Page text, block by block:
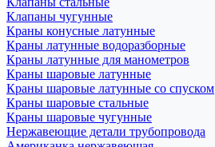
Клапаны чугунные
Краны конусные латунные
Краны латунные водоразборные
Краны латунные для манометров
Краны шаровые латунные
Краны шаровые латунные со спуском
Краны шаровые стальные
Краны шаровые чугунные
Нержавеющие детали трубопровода